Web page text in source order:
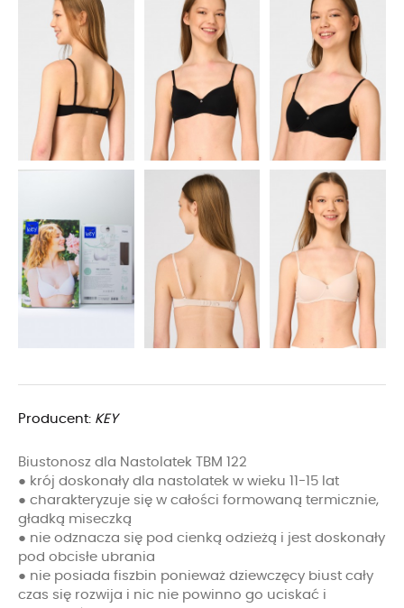
Producent: KEY
Biustonosz dla Nastolatek TBM 122
● krój doskonały dla nastolatek w wieku 11-15 lat
● charakteryzuje się w całości formowaną termicznie,
gładką miseczką
● nie odznacza się pod cienką odzieżą i jest doskonały
pod obcisłe ubrania
● nie posiada fiszbin ponieważ dziewczęcy biust cały
czas się rozwija i nic nie powinno go uciskać i